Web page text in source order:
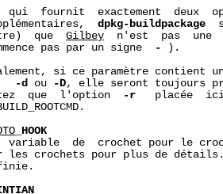
qui  fournit  exactement  deux
dpkg-buildpackage
que
Gilbey
n'est  pas  une
pas par un signe
- ).
si ce paramètre contient
-d ou -D, elle seront toujours
que  l'option
-r
placée
_HOOK
variable  de  crochet pour le
les crochets pour plus de